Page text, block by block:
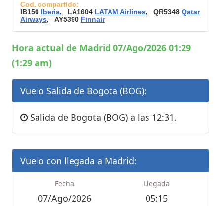
Cod. compartido:
IB156 Iberia, LA1604 LATAM Airlines, QR5348 Qatar
Airways, AY5390 Finnair
Hora actual de Madrid 07/Ago/2026 01:29
(1:29 am)
Vuelo Salida de Bogota (BOG):
Salida de Bogota (BOG) a las 12:31.
Vuelo con llegada a Madrid:
Fecha
07/Ago/2026
Llegada
05:15